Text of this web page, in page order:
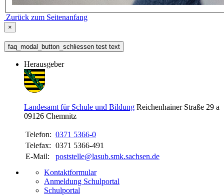
Zurück zum Seitenanfang
×
faq_modal_button_schliessen test text
Herausgeber
Landesamt für Schule und Bildung Reichenhainer Straße 29 a
09126 Chemnitz
Telefon: 0371 5366-0
Telefax: 0371 5366-491
E-Mail:
poststelle@lasub.smk.sachsen.de
Kontaktformular
Anmeldung Schulportal
Schulportal